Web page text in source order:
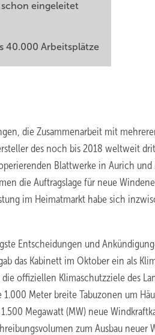
eingeleitet
40.000 Arbeitsplätze
die Zusammenarbeit mit
des noch bis 2018 weltweit
Blattwerke in Aurich
die Auftragslage für neue
im Heimatmarkt habe sich
Entscheidungen und
das Kabinett im Oktober ein als
offiziellen Klimaschutzziele des
Meter breite Tabuzonen um
Megawatt (MW) neue
zum Ausbau neuer